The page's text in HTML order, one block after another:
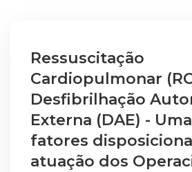
Ressuscitação
Cardiopulmonar
Desfibrilhação
Externa (DAE) -
fatores
atuação dos